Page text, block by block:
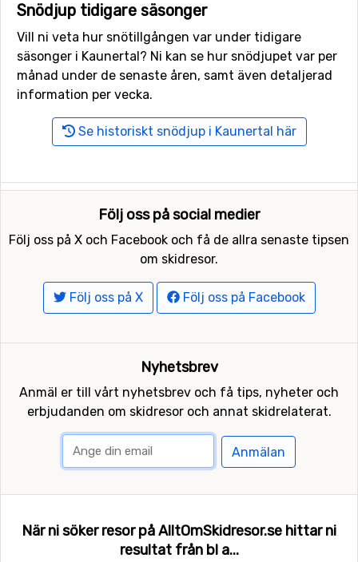
Snödjup tidigare säsonger
Vill ni veta hur snötillgången var under tidigare
säsonger i Kaunertal? Ni kan se hur snödjupet var per
månad under de senaste åren, samt även detaljerad
information per vecka.
Se historiskt snödjup i Kaunertal här
Följ oss på social medier
Följ oss på X och Facebook och få de allra senaste tipsen
om skidresor.
Följ oss på X Följ oss på Facebook
Nyhetsbrev
Anmäl er till vårt nyhetsbrev och få tips, nyheter och
erbjudanden om skidresor och annat skidrelaterat.
Anmälan
När ni söker resor på AlltOmSkidresor.se hittar ni
resultat från bl a...